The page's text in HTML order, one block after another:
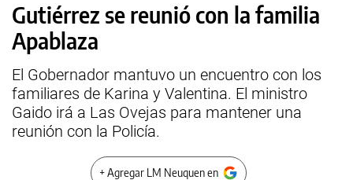
Gutiérrez se reunió con la familia
Apablaza
El Gobernador mantuvo un encuentro con los
familiares de Karina y Valentina. El ministro
Gaido irá a Las Ovejas para mantener una
reunión con la Policía.
+ Agregar LM Neuquen en